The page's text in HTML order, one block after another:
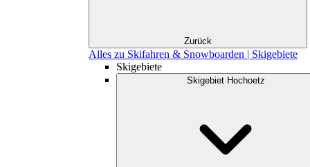
Zurück
Alles zu Skifahren & Snowboarden | Skigebiete
Skigebiete
Skigebiet Hochoetz